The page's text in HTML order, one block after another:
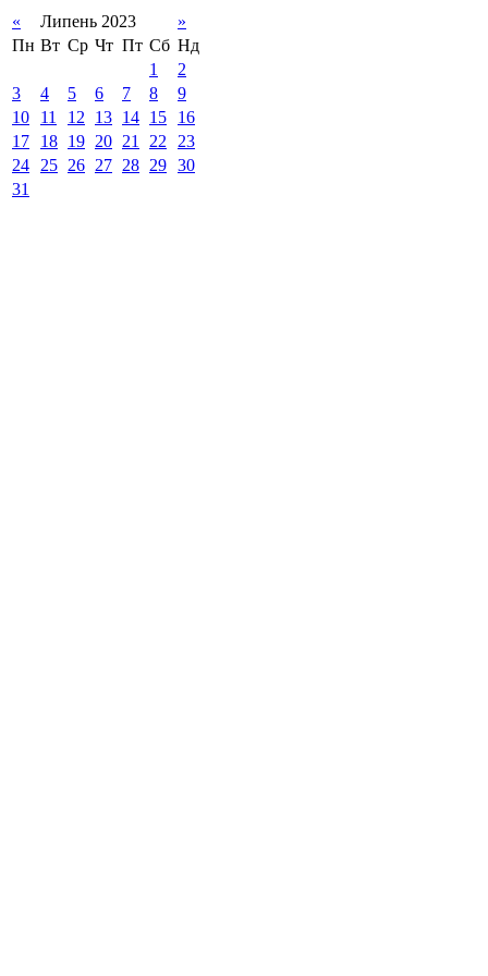
« Липень 2023
»
Пн Вт Ср Чт Пт Сб Нд
1
2
3
4 5 6 7 8
9
10
11 12 13 14 15
16
17
18 19 20 21 22
23
24
25 26 27 28 29 30
31